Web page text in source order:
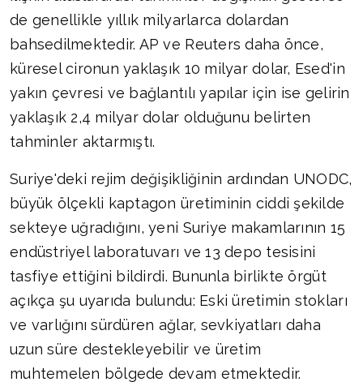
de genellikle yıllık milyarlarca dolardan
bahsedilmektedir. AP ve Reuters daha önce,
küresel cironun yaklaşık 10 milyar dolar, Esed'in
yakın çevresi ve bağlantılı yapılar için ise gelirin
yaklaşık 2,4 milyar dolar olduğunu belirten
tahminler aktarmıştı.
Suriye'deki rejim değişikliğinin ardından UNODC,
büyük ölçekli kaptagon üretiminin ciddi şekilde
sekteye uğradığını, yeni Suriye makamlarının 15
endüstriyel laboratuvarı ve 13 depo tesisini
tasfiye ettiğini bildirdi. Bununla birlikte örgüt
açıkça şu uyarıda bulundu: Eski üretimin stokları
ve varlığını sürdüren ağlar, sevkiyatları daha
uzun süre destekleyebilir ve üretim
muhtemelen bölgede devam etmektedir.